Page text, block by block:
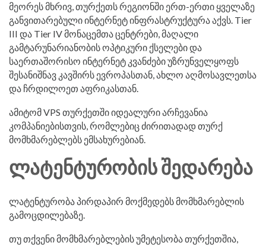
მეორეს მხრივ, თურქეთს რეგიონში ერთ-ერთი ყველაზე
განვითარებული ინტერნეტ ინფრასტრუქტურა აქვს. Tier
III და Tier IV მონაცემთა ცენტრები, მაღალი
გამტარუნარიანობის ოპტიკური ქსელები და
საერთაშორისო ინტერნეტ კვანძები უზრუნველყოფს
შესანიშნავ კავშირს ევროპასთან, ახლო აღმოსავლეთსა
და ჩრდილოეთ აფრიკასთან.
ამიტომ VPS თურქეთში იდეალური არჩევანია
კომპანიებისთვის, რომლებიც ძირითადად თურქ
მომხმარებლებს ემსახურებიან.
ᲚᲐᲢᲔᲜᲢᲣᲠᲝᲑᲘᲡ ᲨᲔᲓᲐᲠᲔᲑᲐ
ლატენტურობა პირდაპირ მოქმედებს მომხმარებლის
გამოცდილებაზე.
თუ თქვენი მომხმარებლების უმეტესობა თურქეთშია,